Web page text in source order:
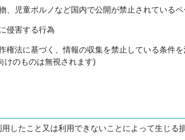
、児童ポルノなど国内で公開が禁止されているペ
侵害する行為
権法に基づく、情報の収集を禁止している条件
けのものは無視されます)
用したこと又は利用できないことによって生じる